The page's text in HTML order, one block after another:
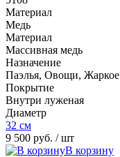
Материал
Медь
Материал
Массивная медь
Назначение
Паэлья, Овощи, Жаркое
Покрытие
Внутри луженая
Диаметр
32 см
9 500 руб. / шт
В корзину